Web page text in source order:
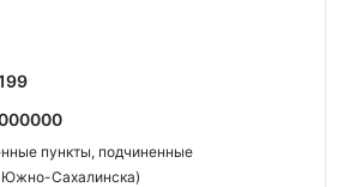
пункты, подчиненные
Южно-Сахалинска)